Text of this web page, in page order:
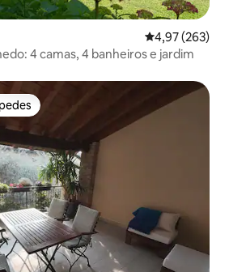
4,97 de uma
4,97 (263)
4 camas, 4 banheiros e jardim
dos hóspedes